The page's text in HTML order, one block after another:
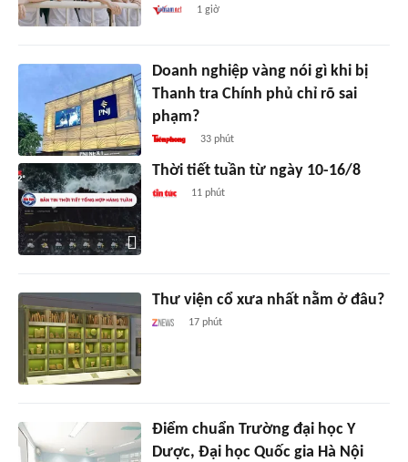
1 giờ
Doanh nghiệp vàng nói gì khi bị
Thanh tra Chính phủ chỉ rõ sai
phạm?
33 phút
Thời tiết tuần từ ngày 10-16/8
11 phút
Thư viện cổ xưa nhất nằm ở đâu?
17 phút
Điểm chuẩn Trường đại học Y
Dược, Đại học Quốc gia Hà Nội